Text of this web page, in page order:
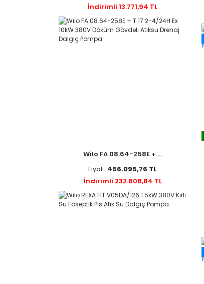
İndirimli 13.771,94 TL
Wilo FA 08.64-258E + ...
Fiyat : 456.095,76 TL
İndirimli 232.608,84 TL